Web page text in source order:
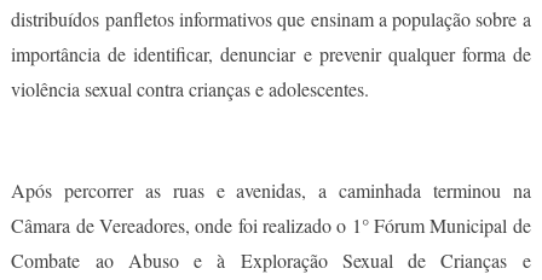
distribuídos panfletos informativos que ensinam a população sobre a
importância de identificar, denunciar e prevenir qualquer forma de
violência sexual contra crianças e adolescentes.
Após percorrer as ruas e avenidas, a caminhada terminou na
Câmara de Vereadores, onde foi realizado o 1° Fórum Municipal de
Combate ao Abuso e à Exploração Sexual de Crianças e